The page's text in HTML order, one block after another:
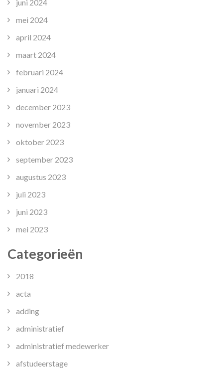
juni 2024
mei 2024
april 2024
maart 2024
februari 2024
januari 2024
december 2023
november 2023
oktober 2023
september 2023
augustus 2023
juli 2023
juni 2023
mei 2023
Categorieën
2018
acta
adding
administratief
administratief medewerker
afstudeerstage